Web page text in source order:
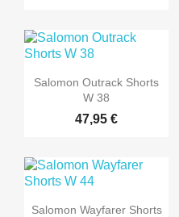
Salomon Outrack Shorts
W 38
47,95 €
Salomon Wayfarer Shorts